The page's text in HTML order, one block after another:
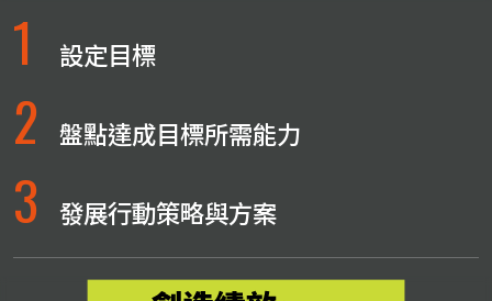
1 設定目標
2 盤點達成目標所需能力
3 發展行動策略與方案